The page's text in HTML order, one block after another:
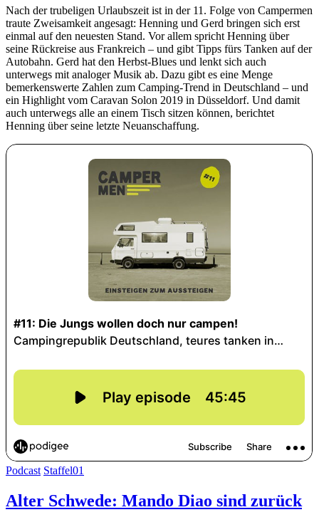
Nach der trubeligen Urlaubszeit ist in der 11. Folge von Campermen
traute Zweisamkeit angesagt: Henning und Gerd bringen sich erst
einmal auf den neuesten Stand. Vor allem spricht Henning über
seine Rückreise aus Frankreich – und gibt Tipps fürs Tanken auf der
Autobahn. Gerd hat den Herbst-Blues und lenkt sich auch
unterwegs mit analoger Musik ab. Dazu gibt es eine Menge
bemerkenswerte Zahlen zum Camping-Trend in Deutschland – und
ein Highlight vom Caravan Solon 2019 in Düsseldorf. Und damit
auch unterwegs alle an einem Tisch sitzen können, berichtet
Henning über seine letzte Neuanschaffung.
Podcast Staffel01
Alter Schwede: Mando Diao sind zurück